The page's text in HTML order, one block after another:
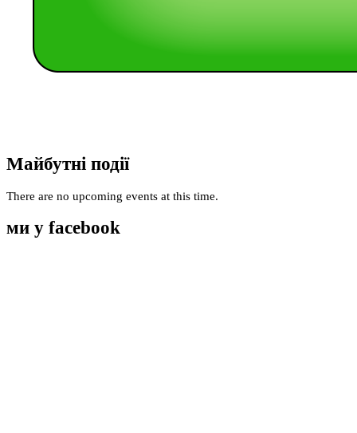
Майбутні події
There are no upcoming events at this time.
ми у facebook